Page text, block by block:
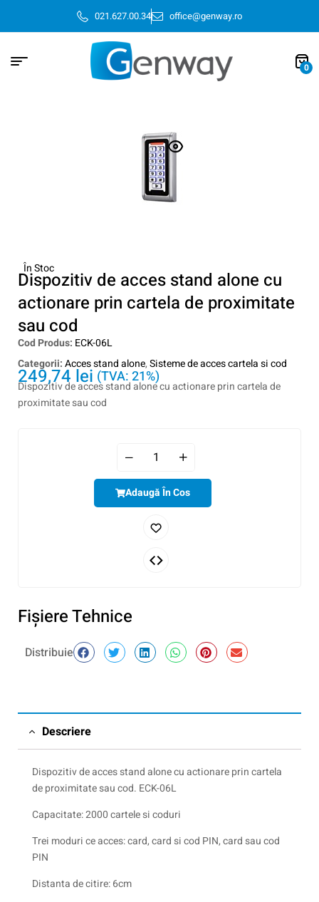
021.627.00.34 office@genway.ro
0
În Stoc
Dispozitiv de acces stand alone cu
actionare prin cartela de proximitate
sau cod
Cod Produs: ECK-06L
Categorii:Acces stand alone,Sisteme de acces cartela si cod
249,74 lei (TVA: 21%)
Dispozitiv de acces stand alone cu actionare prin cartela de
proximitate sau cod
Adaugă În Cos
Fişiere Tehnice
Distribuie
Descriere
Dispozitiv de acces stand alone cu actionare prin cartela
de proximitate sau cod. ECK-06L
Capacitate: 2000 cartele si coduri
Trei moduri ce acces: card, card si cod PIN, card sau cod
PIN
Distanta de citire: 6cm